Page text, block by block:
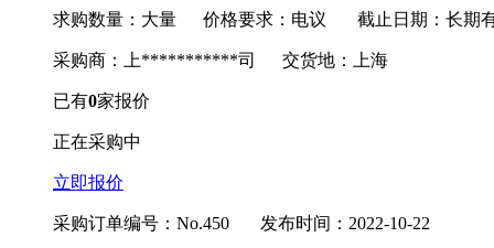
求购数量：大量 价格要求：电议 截止日期：长期
采购商：上***********司 交货地：上海
已有0家报价
正在采购中
立即报价
采购订单编号：No.450 发布时间：2022-10-22